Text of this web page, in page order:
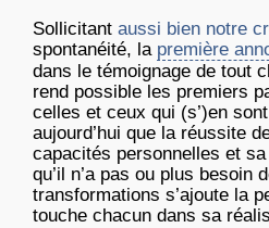
Sollicitant aussi bien notre
spontanéité, la première
dans le témoignage de tout
rend possible les premiers
celles et ceux qui (s’)en
aujourd’hui que la réussite
capacités personnelles et
qu’il n’a pas ou plus besoin
transformations s’ajoute la
touche chacun dans sa